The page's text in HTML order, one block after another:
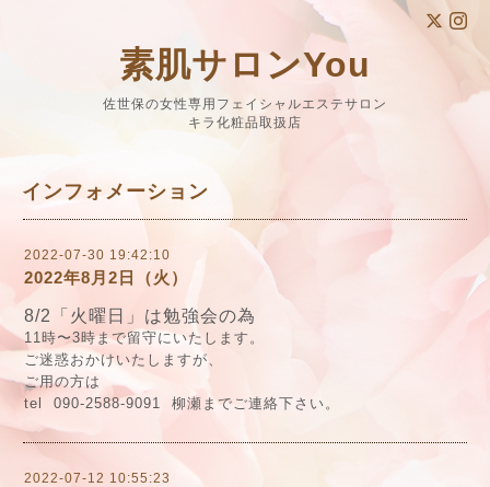
素肌サロンYou
佐世保の女性専用フェイシャルエステサロン
キラ化粧品取扱店
インフォメーション
2022-07-30 19:42:10
2022年8月2日（火）
8/2「火曜日」は勉強会の為
11時〜3時まで留守にいたします。
ご迷惑おかけいたしますが、
ご用の方は
tel 090-2588-9091 柳瀬までご連絡下さい。
2022-07-12 10:55:23